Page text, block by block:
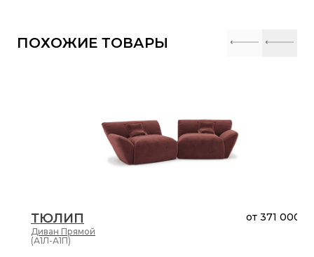
ПОХОЖИЕ ТОВАРЫ
ТЮЛИП
Диван Прямой
от 371 000 ₽
(А1Л-А1П)